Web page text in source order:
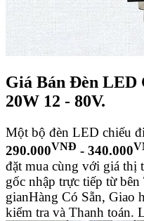
Giá Bán Đèn LED
20W 12 - 80V.
Một bộ đèn LED chiếu
290.000VNĐ - 340.000
đặt mua cùng với giá thị
gốc nhập trực tiếp từ
gianHàng Có Sẵn, Giao
kiểm tra và Thanh toán.